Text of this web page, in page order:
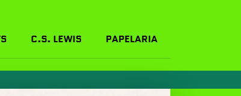
C.S. LEWIS PAPELARIA